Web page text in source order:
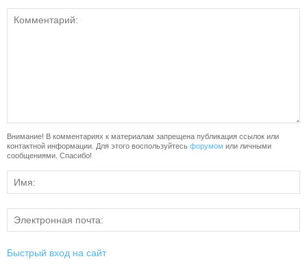
Внимание! В комментариях к материалам запрещена публикация ссылок или
контактной информации. Для этого воспользуйтесь форумом или личными
сообщениями. Спасибо!
Быстрый вход на сайт